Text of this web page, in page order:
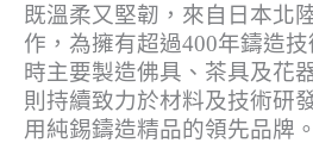
既溫柔又堅韌，來自日本北
作，為擁有超過400年鑄造
時主要製造佛具、茶具及花
則持續致力於材料及技術研
用純錫鑄造精品的領先品牌。